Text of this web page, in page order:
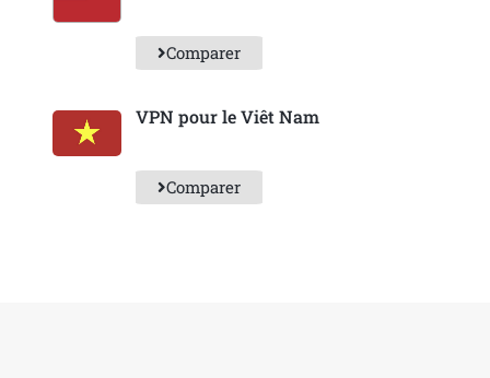
Comparer
VPN pour le Viêt Nam
Comparer